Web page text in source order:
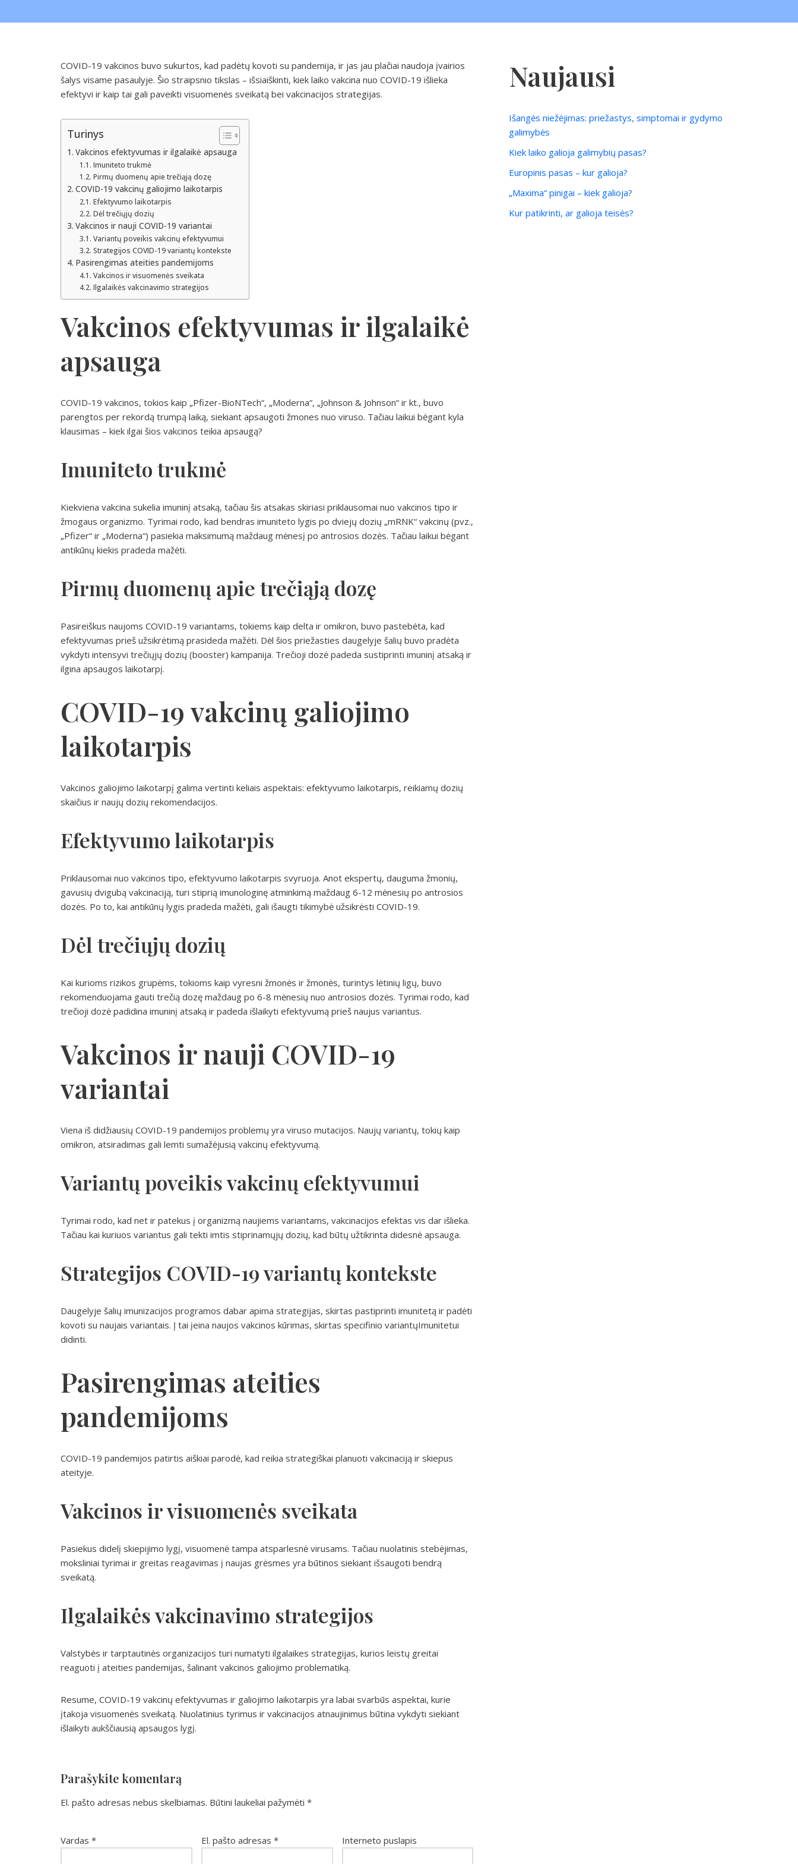
COVID-19 vakcinos buvo sukurtos, kad padėtų kovoti su pandemija, ir jas jau plačiai naudoja įvairios
šalys visame pasaulyje. Šio straipsnio tikslas – išsiaiškinti, kiek laiko vakcina nuo COVID-19 išlieka
efektyvi ir kaip tai gali paveikti visuomenės sveikatą bei vakcinacijos strategijas.
Turinys
Vakcinos efektyvumas ir ilgalaikė apsauga
Imuniteto trukmė
Pirmų duomenų apie trečiąją dozę
COVID-19 vakcinų galiojimo laikotarpis
Efektyvumo laikotarpis
Dėl trečiųjų dozių
Vakcinos ir nauji COVID-19 variantai
Variantų poveikis vakcinų efektyvumui
Strategijos COVID-19 variantų kontekste
Pasirengimas ateities pandemijoms
Vakcinos ir visuomenės sveikata
Ilgalaikės vakcinavimo strategijos
Vakcinos efektyvumas ir ilgalaikė
apsauga
COVID-19 vakcinos, tokios kaip „Pfizer-BioNTech“, „Moderna“, „Johnson & Johnson“ ir kt., buvo
parengtos per rekordą trumpą laiką, siekiant apsaugoti žmones nuo viruso. Tačiau laikui bėgant kyla
klausimas – kiek ilgai šios vakcinos teikia apsaugą?
Imuniteto trukmė
Kiekviena vakcina sukelia imuninį atsaką, tačiau šis atsakas skiriasi priklausomai nuo vakcinos tipo ir
žmogaus organizmo. Tyrimai rodo, kad bendras imuniteto lygis po dviejų dozių „mRNK“ vakcinų (pvz.,
„Pfizer“ ir „Moderna“) pasiekia maksimumą maždaug mėnesį po antrosios dozės. Tačiau laikui bėgant
antikūnų kiekis pradeda mažėti.
Pirmų duomenų apie trečiąją dozę
Pasireiškus naujoms COVID-19 variantams, tokiems kaip delta ir omikron, buvo pastebėta, kad
efektyvumas prieš užsikrėtimą prasideda mažėti. Dėl šios priežasties daugelyje šalių buvo pradėta
vykdyti intensyvi trečiųjų dozių (booster) kampanija. Trečioji dozė padeda sustiprinti imuninį atsaką ir
ilgina apsaugos laikotarpį.
COVID-19 vakcinų galiojimo
laikotarpis
Vakcinos galiojimo laikotarpį galima vertinti keliais aspektais: efektyvumo laikotarpis, reikiamų dozių
skaičius ir naujų dozių rekomendacijos.
Efektyvumo laikotarpis
Priklausomai nuo vakcinos tipo, efektyvumo laikotarpis svyruoja. Anot ekspertų, dauguma žmonių,
gavusių dvigubą vakcinaciją, turi stiprią imunologinę atminkimą maždaug 6-12 mėnesių po antrosios
dozės. Po to, kai antikūnų lygis pradeda mažėti, gali išaugti tikimybė užsikrėsti COVID-19.
Dėl trečiųjų dozių
Kai kurioms rizikos grupėms, tokioms kaip vyresni žmonės ir žmonės, turintys lėtinių ligų, buvo
rekomenduojama gauti trečią dozę maždaug po 6-8 mėnesių nuo antrosios dozės. Tyrimai rodo, kad
trečioji dozė padidina imuninį atsaką ir padeda išlaikyti efektyvumą prieš naujus variantus.
Vakcinos ir nauji COVID-19
variantai
Viena iš didžiausių COVID-19 pandemijos problemų yra viruso mutacijos. Naujų variantų, tokių kaip
omikron, atsiradimas gali lemti sumažėjusią vakcinų efektyvumą.
Variantų poveikis vakcinų efektyvumui
Tyrimai rodo, kad net ir patekus į organizmą naujiems variantams, vakcinacijos efektas vis dar išlieka.
Tačiau kai kuriuos variantus gali tekti imtis stiprinamųjų dozių, kad būtų užtikrinta didesnė apsauga.
Strategijos COVID-19 variantų kontekste
Daugelyje šalių imunizacijos programos dabar apima strategijas, skirtas pastiprinti imunitetą ir padėti
kovoti su naujais variantais. Į tai įeina naujos vakcinos kūrimas, skirtas specifinio variantųImunitetui
didinti.
Pasirengimas ateities
pandemijoms
COVID-19 pandemijos patirtis aiškiai parodė, kad reikia strategiškai planuoti vakcinaciją ir skiepus
ateityje.
Vakcinos ir visuomenės sveikata
Pasiekus didelį skiepijimo lygį, visuomenė tampa atsparlesnė virusams. Tačiau nuolatinis stebėjimas,
moksliniai tyrimai ir greitas reagavimas į naujas grėsmes yra būtinos siekiant išsaugoti bendrą
sveikatą.
Ilgalaikės vakcinavimo strategijos
Valstybės ir tarptautinės organizacijos turi numatyti ilgalaikes strategijas, kurios leistų greitai
reaguoti į ateities pandemijas, šalinant vakcinos galiojimo problematiką.
Resume, COVID-19 vakcinų efektyvumas ir galiojimo laikotarpis yra labai svarbūs aspektai, kurie
įtakoja visuomenės sveikatą. Nuolatinius tyrimus ir vakcinacijos atnaujinimus būtina vykdyti siekiant
išlaikyti aukščiausią apsaugos lygį.
Parašykite komentarą
El. pašto adresas nebus skelbiamas. Būtini laukeliai pažymėti *
Vardas * El. pašto adresas * Interneto puslapis
Naujausi
Išangės niežėjimas: priežastys, simptomai ir gydymo
galimybės
Kiek laiko galioja galimybių pasas?
Europinis pasas – kur galioja?
„Maxima“ pinigai – kiek galioja?
Kur patikrinti, ar galioja teisės?